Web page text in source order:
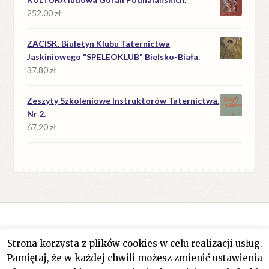
252.00zł
ZACISK. Biuletyn Klubu Taternictwa
Jaskiniowego "SPELEOKLUB" Bielsko-Biała.
37.80zł
Zeszyty Szkoleniowe Instruktorów Taternictwa.
Nr 2.
67.20zł
© Antykwariat Filar 2026
Polityka prywatności
Stworzone z WooCommerce.
Strona korzysta z plików cookies w celu realizacji usług.
Pamiętaj, że w każdej chwili możesz zmienić ustawienia